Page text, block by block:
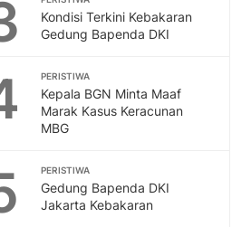
Kondisi Terkini Kebakaran
Gedung Bapenda DKI
PERISTIWA
Kepala BGN Minta Maaf
Marak Kasus Keracunan
MBG
PERISTIWA
Gedung Bapenda DKI
Jakarta Kebakaran